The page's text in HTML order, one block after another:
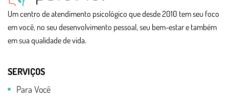
Um centro de atendimento psicológico que desde 2010 tem seu foco
em você, no seu desenvolvimento pessoal, seu bem-estar e também
em sua qualidade de vida.
SERVIÇOS
Para Você